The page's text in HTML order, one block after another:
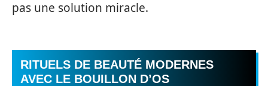
pas une solution miracle.
RITUELS DE BEAUTÉ MODERNES
AVEC LE BOUILLON D’OS